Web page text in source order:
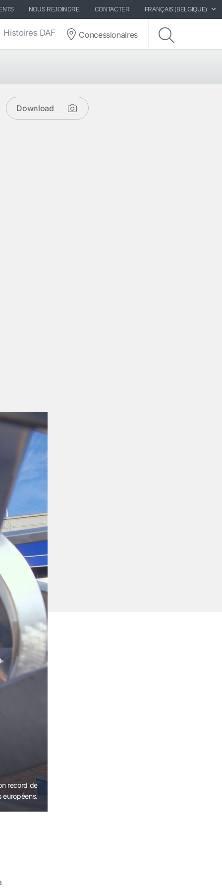
NOUS REJOINDRE CONTACTER FRANÇAIS (BELGIQUE)
Histoires DAF Concessionaires
Download
record de
européens.